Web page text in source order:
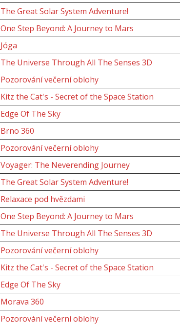
The Great Solar System Adventure!
One Step Beyond: A Journey to Mars
Jóga
The Universe Through All The Senses 3D
Pozorování večerní oblohy
Kitz the Cat's - Secret of the Space Station
Edge Of The Sky
Brno 360
Pozorování večerní oblohy
Voyager: The Neverending Journey
The Great Solar System Adventure!
Relaxace pod hvězdami
One Step Beyond: A Journey to Mars
The Universe Through All The Senses 3D
Pozorování večerní oblohy
Kitz the Cat's - Secret of the Space Station
Edge Of The Sky
Morava 360
Pozorování večerní oblohy